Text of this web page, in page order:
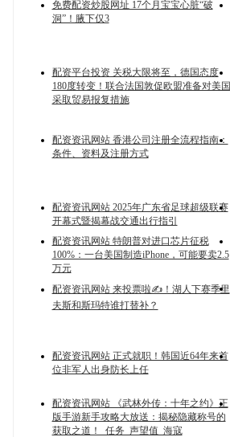
免费配资炒股网址 17个月宝宝心脏“破
洞”！腋下仅3
配资平台投资 关税大限将至，德国态度
180度转变！联合法国敦促欧盟准备对美国
采取贸易报复措施
配资资讯网站 香港公司注册全流程指南：
条件、资料及注册方式
配资资讯网站 2025年广东省足球超级联赛
开幕式暨揭幕战交通出行指引
配资资讯网站 特朗普对进口芯片征税
100%：一台美国制造iPhone，可能要卖2.5
万元
配资资讯网站 来投票啦✍️！湖人下赛季里
夫斯和斯玛特谁打替补？
配资资讯网站 正式就职！韩国近64年来首
位非军人出身防长上任
配资资讯网站 《武林外传：十年之约》正
版手游新手攻略大放送：揭秘隐藏称号的
获取之道！_任务_声望值_海寇